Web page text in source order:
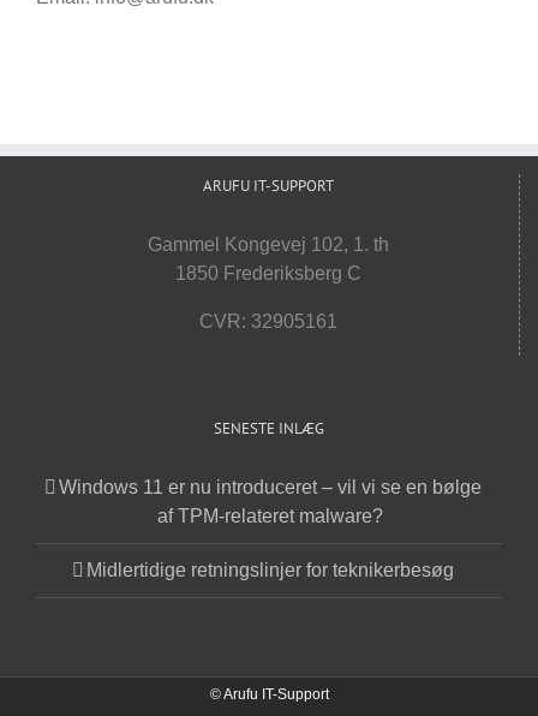
ARUFU IT-SUPPORT
Gammel Kongevej 102, 1. th
1850 Frederiksberg C
CVR: 32905161
SENESTE INLÆG
Windows 11 er nu introduceret – vil vi se en bølge
af TPM-relateret malware?
Midlertidige retningslinjer for teknikerbesøg
© Arufu IT-Support